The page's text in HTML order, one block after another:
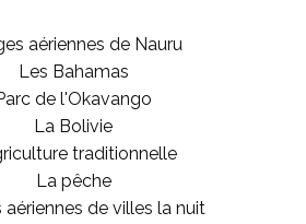
aériennes de Nauru
Les Bahamas
de l'Okavango
La Bolivie
traditionnelle
La pêche
aériennes de villes la nuit